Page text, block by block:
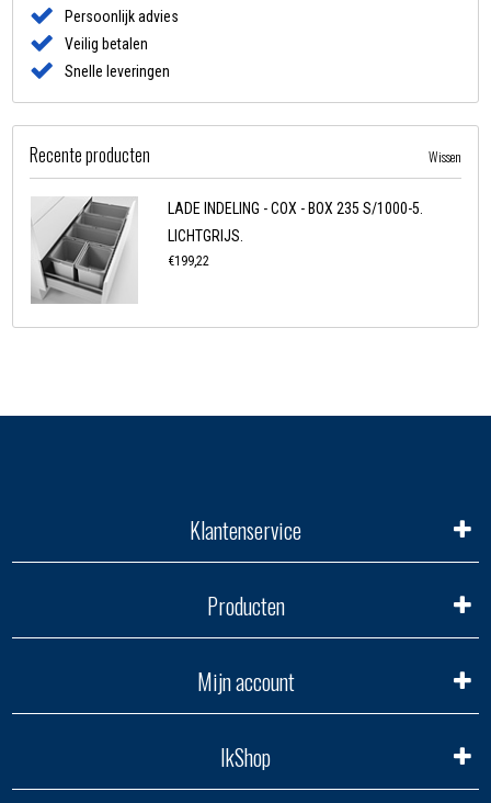
Persoonlijk advies
Veilig betalen
Snelle leveringen
Recente producten Wissen
LADE INDELING - COX - BOX 235 S/1000-5.
LICHTGRIJS.
€199,22
Klantenservice
Producten
Mijn account
IkShop